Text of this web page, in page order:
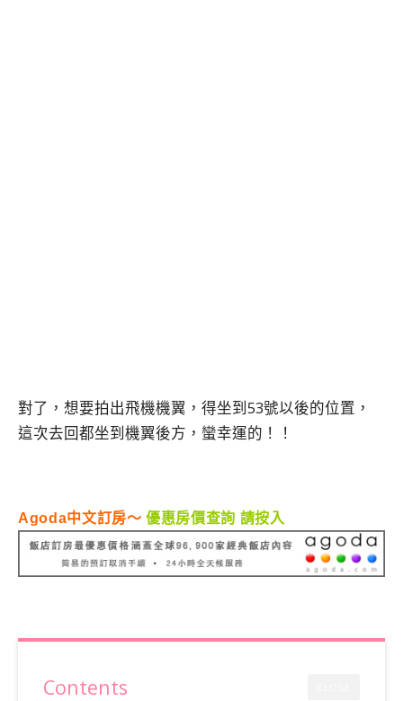
對了，想要拍出飛機機翼，得坐到53號以後的位置，
這次去回都坐到機翼後方，蠻幸運的！！
Agoda中文訂房～ 優惠房價查詢 請按入
Contents